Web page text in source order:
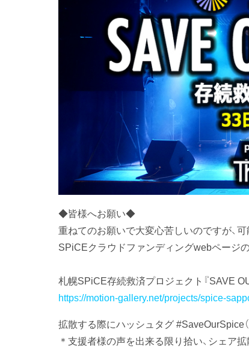
◆皆様へお願い◆
重ねてのお願いで大変心苦しいのですが、
SPiCEクラウドファンディングwebページ
札幌SPiCE存続救済プロジェクト『SAVE
https://motion-gallery.net/projects/spice-
拡散する際にハッシュタグ #SaveOurSpice
＊支援者様の声を出来る限り拾い、シェア